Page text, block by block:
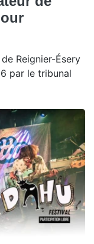
Reignier-Ésery
par le tribunal